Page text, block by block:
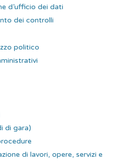
d’ufficio dei dati
dei controlli
politico
di gara)
di lavori, opere, servizi e